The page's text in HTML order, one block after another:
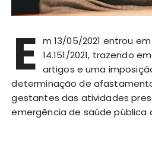
E m 13/05/2021 entrou
14.151/2021, trazendo
artigos e uma
determinação de
gestantes das atividades
emergência de saúde pública